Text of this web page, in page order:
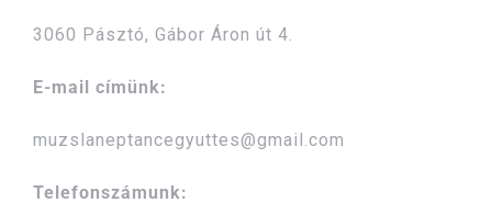
3060 Pásztó, Gábor Áron út 4.
E-mail címünk:
muzslaneptancegyuttes@gmail.com
Telefonszámunk: